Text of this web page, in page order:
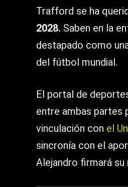
Trafford se ha
2028. Saben en la
destapado como
del fútbol mundial.
El portal de
entre ambas partes
vinculación con el
sincronía con el
Alejandro firmará su